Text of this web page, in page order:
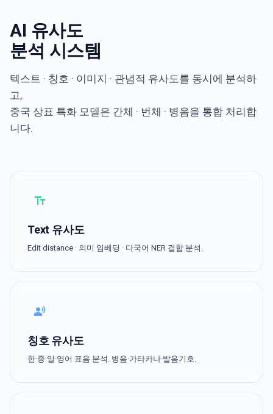
AI 유사도
분석 시스템
텍스트 · 칭호 · 이미지 · 관념적 유사도를 동시에 분석하
고,
중국 상표 특화 모델은 간체 · 번체 · 병음을 통합 처리합
니다.
text_fields
Text 유사도
Edit distance · 의미 임베딩 · 다국어 NER 결합 분석.
record_voice_over
칭호 유사도
한·중·일·영어 표음 분석. 병음·가타카나·발음기호.